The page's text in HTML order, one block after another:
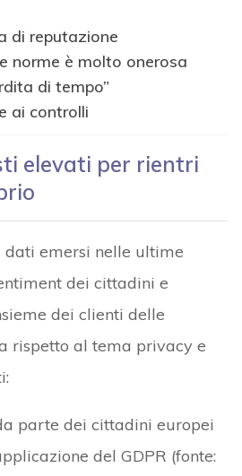
di reputazione
norme è molto onerosa
di tempo”
ai controlli
elevati per rientri
emersi nelle ultime
dei cittadini e
dei clienti delle
rispetto al tema privacy e
parte dei cittadini europei
del GDPR (fonte: